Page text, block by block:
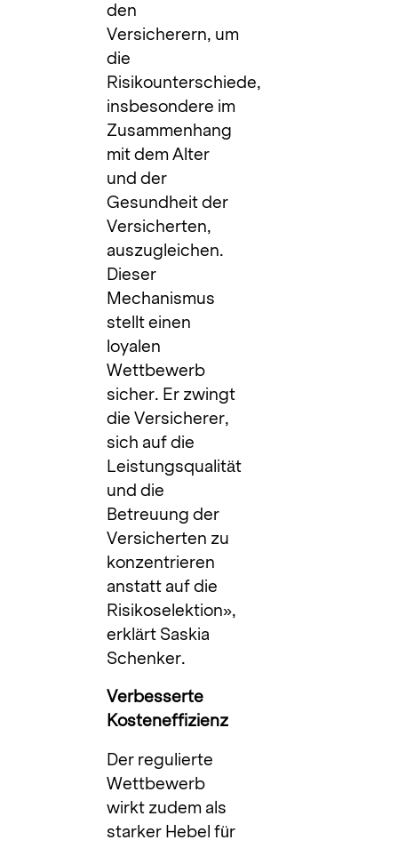
den
Versicherern, um
die
Risikounterschiede,
insbesondere im
Zusammenhang
mit dem Alter
und der
Gesundheit der
Versicherten,
auszugleichen.
Dieser
Mechanismus
stellt einen
loyalen
Wettbewerb
sicher. Er zwingt
die Versicherer,
sich auf die
Leistungsqualität
und die
Betreuung der
Versicherten zu
konzentrieren
anstatt auf die
Risikoselektion»,
erklärt Saskia
Schenker.
Verbesserte
Kosteneffizienz
Der regulierte
Wettbewerb
wirkt zudem als
starker Hebel für